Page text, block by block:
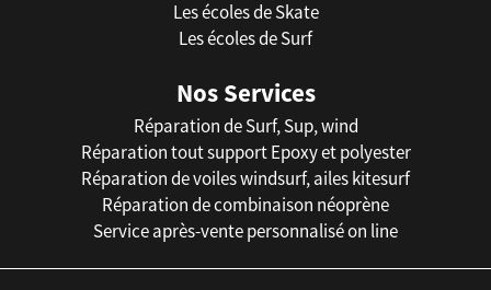
Les écoles de Skate
Les écoles de Surf
Nos Services
Réparation de Surf, Sup, wind
Réparation tout support Epoxy et polyester
Réparation de voiles windsurf, ailes kitesurf
Réparation de combinaison néoprène
Service après-vente personnalisé on line